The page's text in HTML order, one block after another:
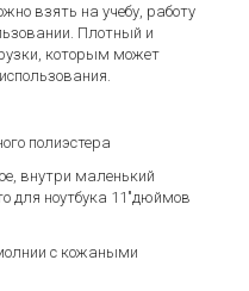
взять на учебу, работу
Плотный и
которым может
полиэстера
внутри маленький
для ноутбука 11"дюймов
с кожаными